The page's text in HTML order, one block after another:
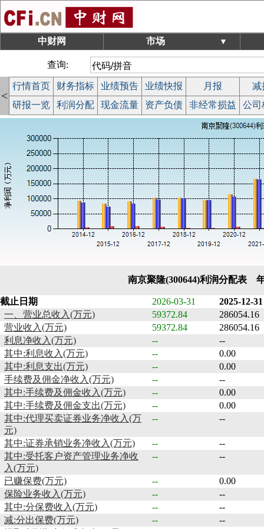
中财网 市场 ▼
查询:
<
行情首页 财务指标 业绩预告 业绩快报 月报
减
研报一览
利润分配 现金流量 资产负债 非经常损益 公司
南京聚隆(300644)利润分配表
截止日期 2026-03-31
2025-12-31
一、营业总收入(万元)
59372.84
286054.16
营业收入(万元)
59372.84
286054.16
利息净收入(万元)
--
--
其中:利息收入(万元)
--
0.00
其中:利息支出(万元)
--
0.00
手续费及佣金净收入(万元)
--
--
其中:手续费及佣金收入(万元)
--
0.00
其中:手续费及佣金支出(万元)
--
0.00
其中:代理买卖证券业务净收入(万
元)
-- --
其中:证券承销业务净收入(万元) --
--
其中:受托客户资产管理业务净收
入(万元)
-- --
已赚保费(万元) --
0.00
保险业务收入(万元)
--
--
其中:分保费收入(万元)
--
--
减:分出保费(万元)
--
--